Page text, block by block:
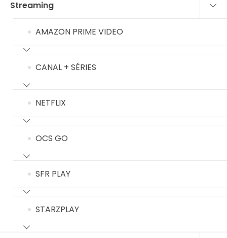
Streaming
AMAZON PRIME VIDEO
CANAL + SÉRIES
NETFLIX
OCS GO
SFR PLAY
STARZPLAY